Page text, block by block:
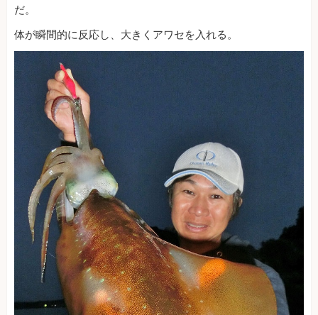
だ。
体が瞬間的に反応し、大きくアワセを入れる。